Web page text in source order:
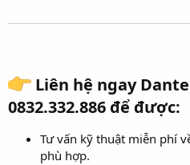
Liên hệ ngay
0832.332.886 để được:​
Tư vấn kỹ thuật miễn phí
phù hợp.